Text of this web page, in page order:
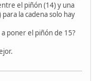
el piñón (14) y una
la cadena solo hay
poner el piñón de 15?